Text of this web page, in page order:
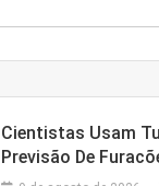
Cientistas Usam
Previsão De